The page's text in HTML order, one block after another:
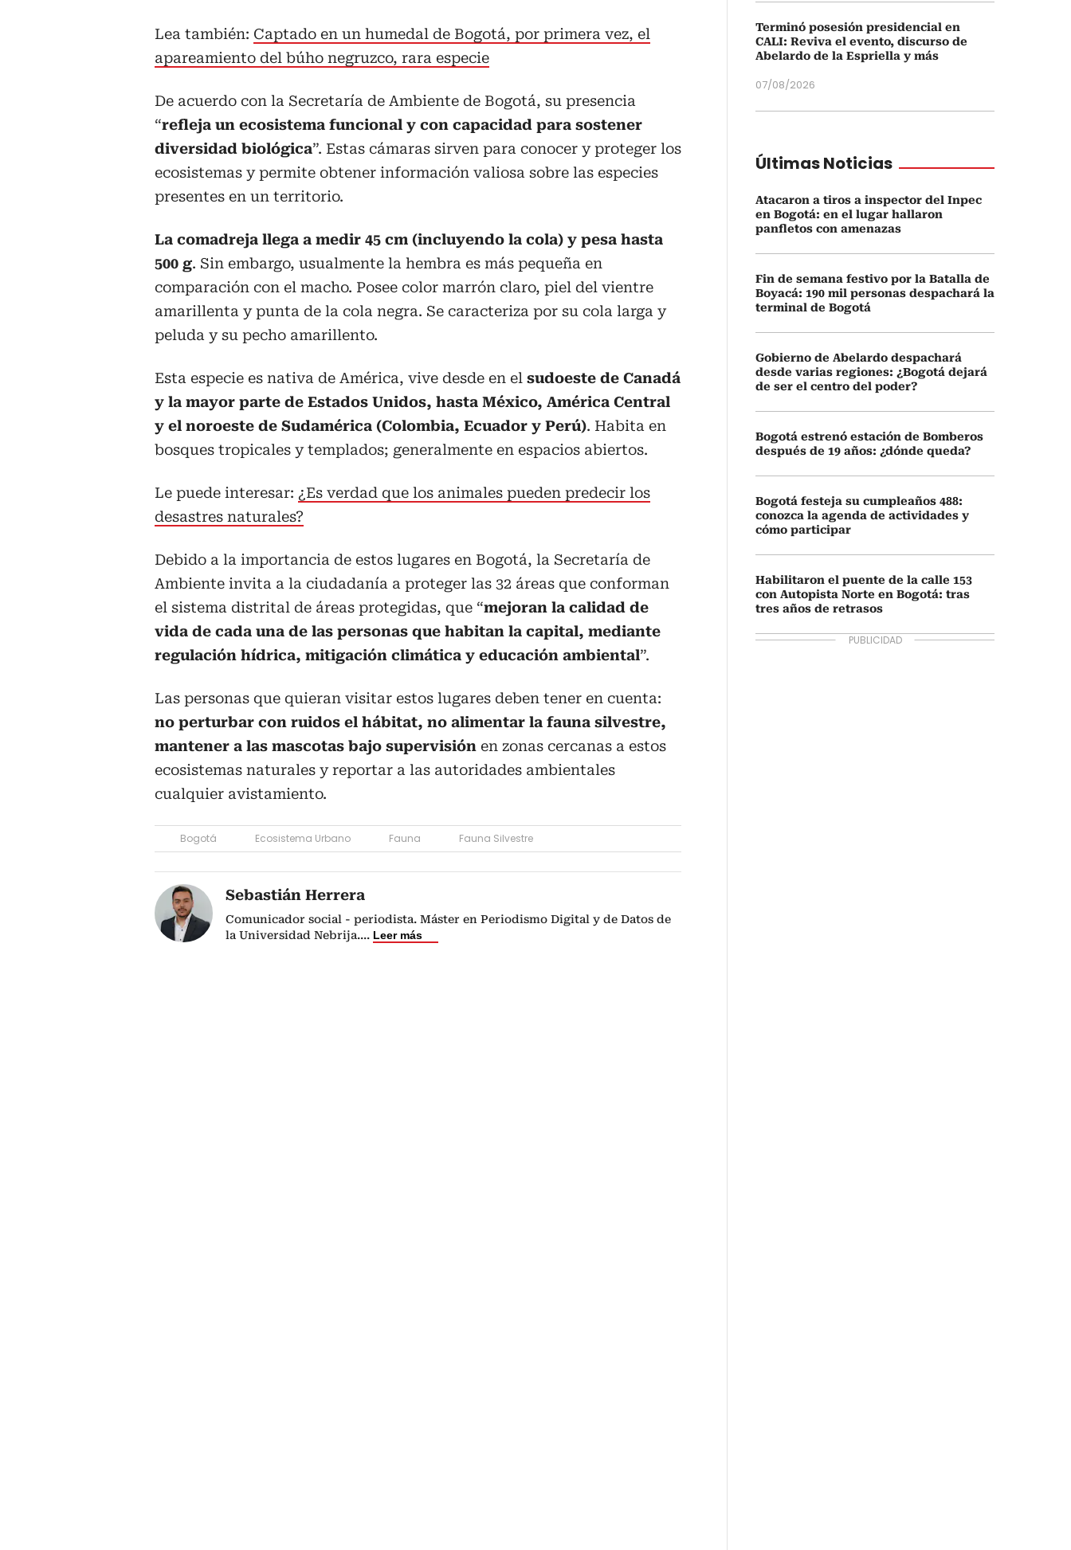
Lea también: Captado en un humedal de Bogotá, por primera vez, el
apareamiento del búho negruzco, rara especie
De acuerdo con la Secretaría de Ambiente de Bogotá, su presencia
“refleja un ecosistema funcional y con capacidad para sostener
diversidad biológica”. Estas cámaras sirven para conocer y proteger los
ecosistemas y permite obtener información valiosa sobre las especies
presentes en un territorio.
La comadreja llega a medir 45 cm (incluyendo la cola) y pesa hasta
500 g. Sin embargo, usualmente la hembra es más pequeña en
comparación con el macho. Posee color marrón claro, piel del vientre
amarillenta y punta de la cola negra. Se caracteriza por su cola larga y
peluda y su pecho amarillento.
Esta especie es nativa de América, vive desde en el sudoeste de Canadá
y la mayor parte de Estados Unidos, hasta México, América Central
y el noroeste de Sudamérica (Colombia, Ecuador y Perú). Habita en
bosques tropicales y templados; generalmente en espacios abiertos.
Le puede interesar: ¿Es verdad que los animales pueden predecir los
desastres naturales?
Debido a la importancia de estos lugares en Bogotá, la Secretaría de
Ambiente invita a la ciudadanía a proteger las 32 áreas que conforman
el sistema distrital de áreas protegidas, que “mejoran la calidad de
vida de cada una de las personas que habitan la capital, mediante
regulación hídrica, mitigación climática y educación ambiental”.
Las personas que quieran visitar estos lugares deben tener en cuenta:
no perturbar con ruidos el hábitat, no alimentar la fauna silvestre,
mantener a las mascotas bajo supervisión en zonas cercanas a estos
ecosistemas naturales y reportar a las autoridades ambientales
cualquier avistamiento.
Bogotá Ecosistema Urbano Fauna Fauna Silvestre
Sebastián Herrera
Comunicador social - periodista. Máster en Periodismo Digital y de Datos de
la Universidad Nebrija.... Leer más
Terminó posesión presidencial en
CALI: Reviva el evento, discurso de
Abelardo de la Espriella y más
07/08/2026
Últimas Noticias
Atacaron a tiros a inspector del Inpec
en Bogotá: en el lugar hallaron
panfletos con amenazas
Fin de semana festivo por la Batalla de
Boyacá: 190 mil personas despachará la
terminal de Bogotá
Gobierno de Abelardo despachará
desde varias regiones: ¿Bogotá dejará
de ser el centro del poder?
Bogotá estrenó estación de Bomberos
después de 19 años: ¿dónde queda?
Bogotá festeja su cumpleaños 488:
conozca la agenda de actividades y
cómo participar
Habilitaron el puente de la calle 153
con Autopista Norte en Bogotá: tras
tres años de retrasos